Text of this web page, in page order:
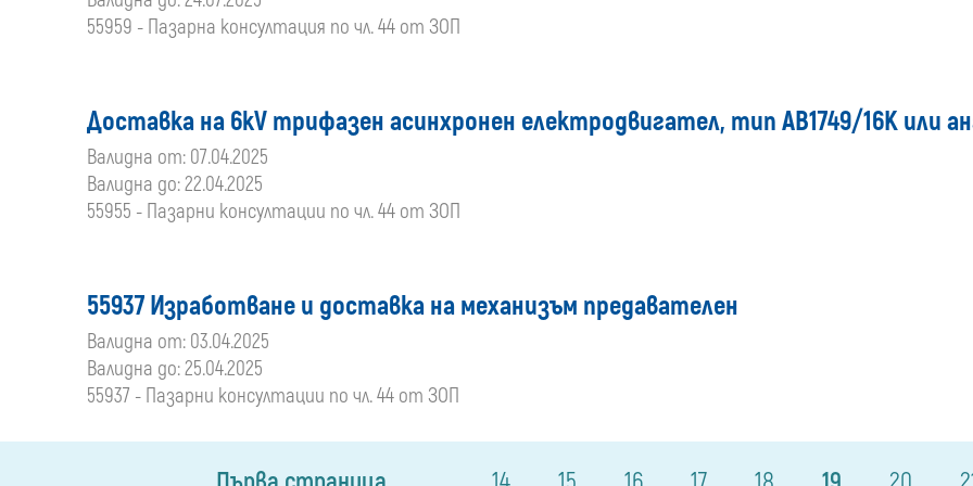
55959 - Пазарна консултация по чл. 44 от ЗОП
Доставка на 6kV трифазен асинхронен електродвигател, тип АВ1749/16К или
Валидна от: 07.04.2025
Валидна до: 22.04.2025
55955 - Пазарни консултации по чл. 44 от ЗОП
55937 Изработване и доставка на механизъм предавателен
Валидна от: 03.04.2025
Валидна до: 25.04.2025
55937 - Пазарни консултации по чл. 44 от ЗОП